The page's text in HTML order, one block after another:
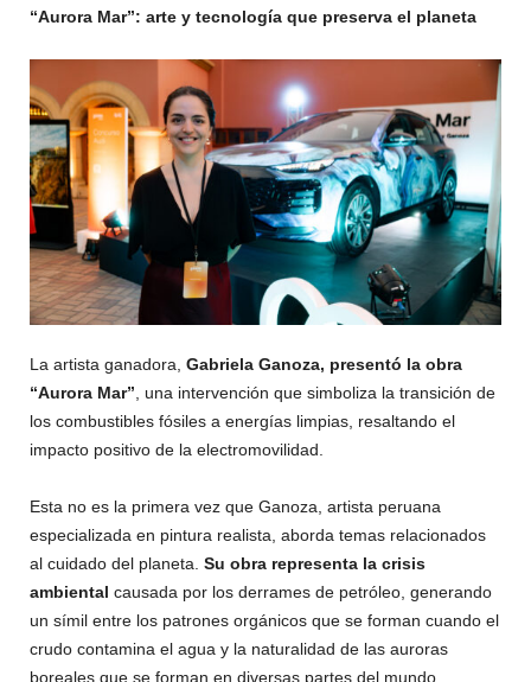
“Aurora Mar”: arte y tecnología que preserva el planeta
La artista ganadora, Gabriela Ganoza, presentó la obra
“Aurora Mar” , una intervención que simboliza la transición de
los combustibles fósiles a energías limpias, resaltando el
impacto positivo de la electromovilidad.
Esta no es la primera vez que Ganoza, artista peruana
especializada en pintura realista, aborda temas relacionados
al cuidado del planeta. Su obra representa la crisis
ambiental causada por los derrames de petróleo, generando
un símil entre los patrones orgánicos que se forman cuando el
crudo contamina el agua y la naturalidad de las auroras
boreales que se forman en diversas partes del mundo.